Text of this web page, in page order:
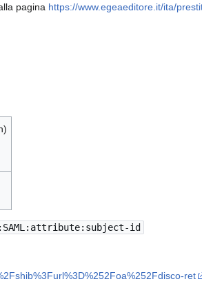
pagina https://www.egeaeditore.it/ita/
id
ret